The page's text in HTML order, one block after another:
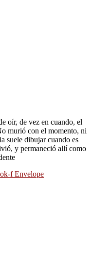
oír, de vez en cuando, el
murió con el momento, ni
suele dibujar cuando es
y permaneció allí como
f Envelope